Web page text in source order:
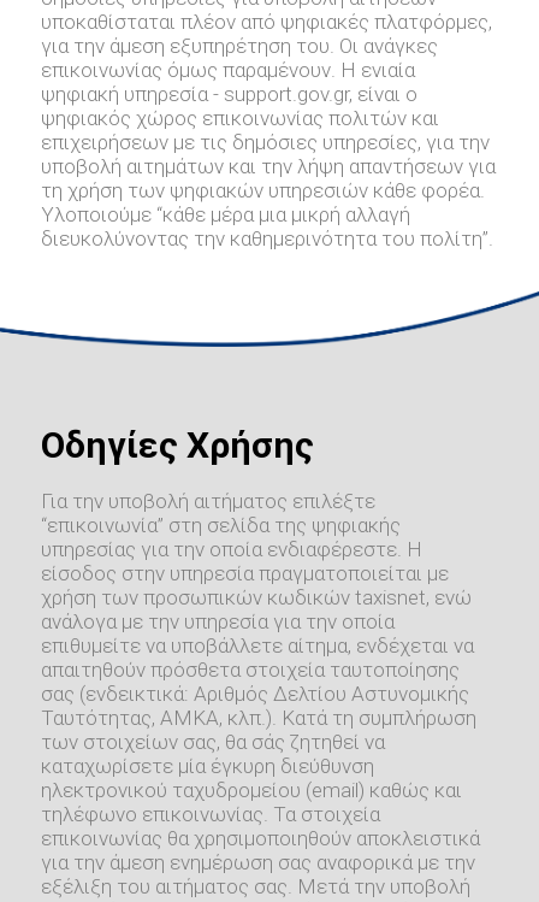
υποκαθίσταται πλέον από ψηφιακές πλατφόρμες,
για την άμεση εξυπηρέτηση του. Οι ανάγκες
επικοινωνίας όμως παραμένουν. Η ενιαία
ψηφιακή υπηρεσία - support.gov.gr, είναι ο
ψηφιακός χώρος επικοινωνίας πολιτών και
επιχειρήσεων με τις δημόσιες υπηρεσίες, για την
υποβολή αιτημάτων και την λήψη απαντήσεων για
τη χρήση των ψηφιακών υπηρεσιών κάθε φορέα.
Υλοποιούμε “κάθε μέρα μια μικρή αλλαγή
διευκολύνοντας την καθημερινότητα του πολίτη”.
Οδηγίες Χρήσης
Για την υποβολή αιτήματος επιλέξτε
“επικοινωνία” στη σελίδα της ψηφιακής
υπηρεσίας για την οποία ενδιαφέρεστε. Η
είσοδος στην υπηρεσία πραγματοποιείται με
χρήση των προσωπικών κωδικών taxisnet, ενώ
ανάλογα με την υπηρεσία για την οποία
επιθυμείτε να υποβάλλετε αίτημα, ενδέχεται να
απαιτηθούν πρόσθετα στοιχεία ταυτοποίησης
σας (ενδεικτικά: Αριθμός Δελτίου Αστυνομικής
Ταυτότητας, ΑΜΚΑ, κλπ.). Κατά τη συμπλήρωση
των στοιχείων σας, θα σάς ζητηθεί να
καταχωρίσετε μία έγκυρη διεύθυνση
ηλεκτρονικού ταχυδρομείου (email) καθώς και
τηλέφωνο επικοινωνίας. Τα στοιχεία
επικοινωνίας θα χρησιμοποιηθούν αποκλειστικά
για την άμεση ενημέρωση σας αναφορικά με την
εξέλιξη του αιτήματος σας. Μετά την υποβολή